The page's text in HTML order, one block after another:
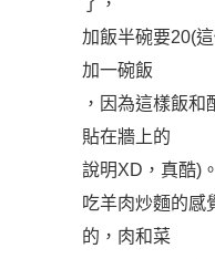
了，
加飯半碗要20(
加一碗飯
，因為這樣飯和
貼在牆上的
說明XD，真酷)。
吃羊肉炒麵的感
的，肉和菜